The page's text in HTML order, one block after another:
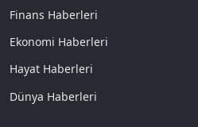
Finans Haberleri
Ekonomi Haberleri
Hayat Haberleri
Dünya Haberleri